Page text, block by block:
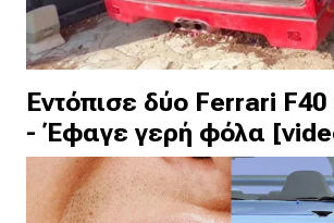
Εντόπισε δύο Ferrari
- Έφαγε γερή φόλα